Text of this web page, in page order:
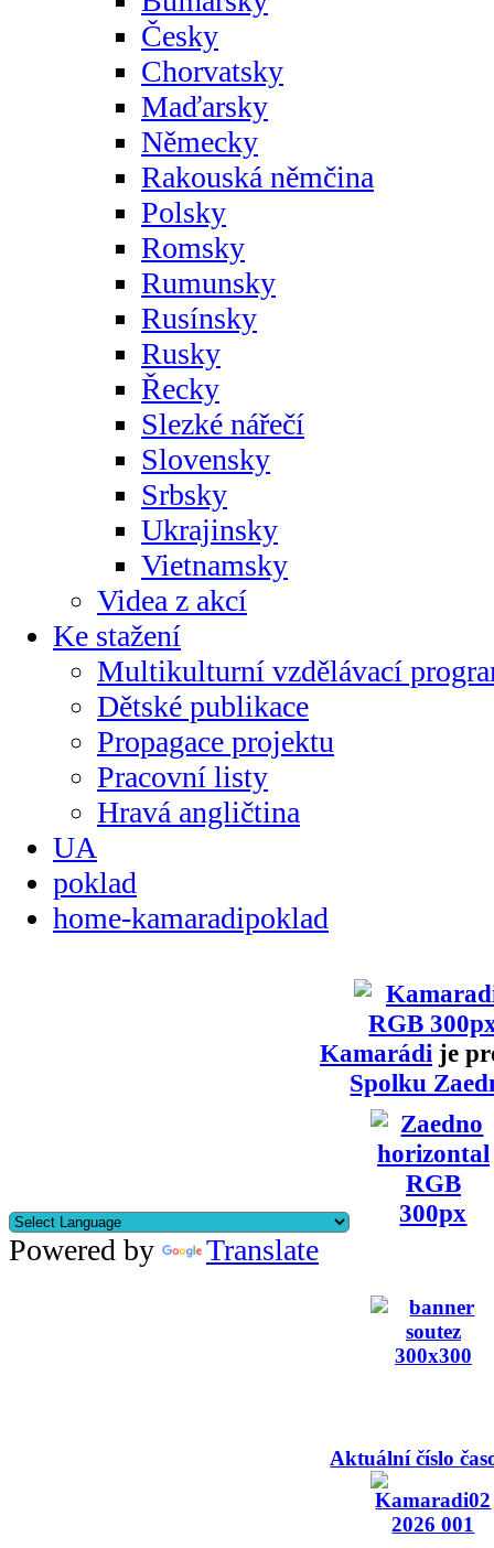
Česky
Chorvatsky
Maďarsky
Německy
Rakouská němčina
Polsky
Romsky
Rumunsky
Rusínsky
Rusky
Řecky
Slezké nářečí
Slovensky
Srbsky
Ukrajinsky
Vietnamsky
Videa z akcí
Ke stažení
Multikulturní vzdělávací
Dětské publikace
Propagace projektu
Pracovní listy
Hravá angličtina
UA
poklad
home-kamaradipoklad
Kamarádi je
Spolku
Powered by Translate
Aktuální číslo